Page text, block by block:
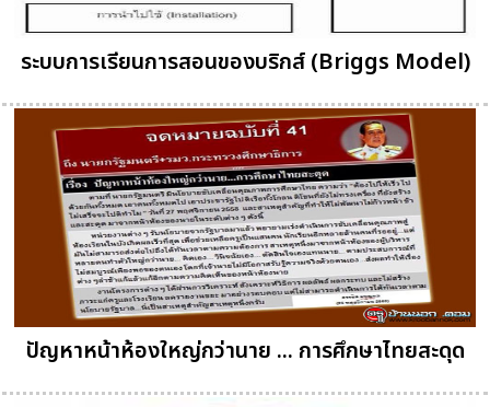
ระบบการเรียนการสอนของบริกส์ (Briggs Model)
ปัญหาหน้าห้องใหญ่กว่านาย ... การศึกษาไทยสะดุด